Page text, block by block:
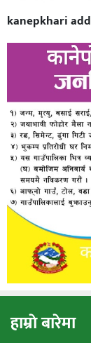
kanepkhari add
हाम्राे बारेमा